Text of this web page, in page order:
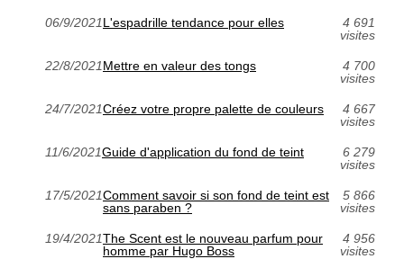
06/9/2021L'espadrille tendance pour elles
4 691
visites
22/8/2021Mettre en valeur des tongs
4 700
visites
24/7/2021Créez votre propre palette de couleurs
4 667
visites
11/6/2021Guide d'application du fond de teint
6 279
visites
17/5/2021Comment savoir si son fond de teint est
sans paraben ?
5 866
visites
19/4/2021The Scent est le nouveau parfum pour
homme par Hugo Boss
4 956
visites